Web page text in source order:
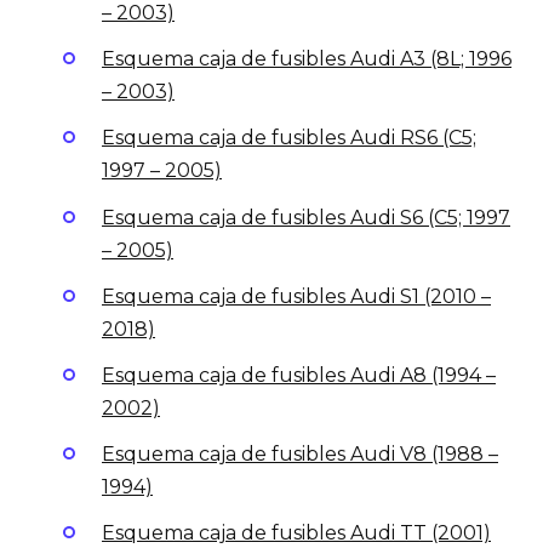
– 2003)
Esquema caja de fusibles Audi A3 (8L; 1996
– 2003)
Esquema caja de fusibles Audi RS6 (C5;
1997 – 2005)
Esquema caja de fusibles Audi S6 (C5; 1997
– 2005)
Esquema caja de fusibles Audi S1 ​​(2010 –
2018)
Esquema caja de fusibles Audi A8 (1994 –
2002)
Esquema caja de fusibles Audi V8 (1988 –
1994)
Esquema caja de fusibles Audi TT (2001)